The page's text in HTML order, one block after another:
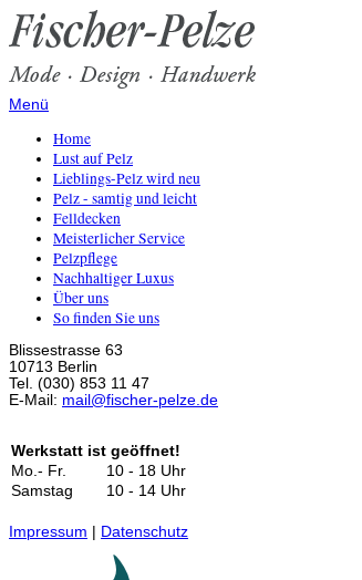
Menü
Home
Lust auf Pelz
Lieblings-Pelz wird neu
Pelz - samtig und leicht
Felldecken
Meisterlicher Service
Pelzpflege
Nachhaltiger Luxus
Über uns
So finden Sie uns
Blissestrasse 63
10713 Berlin
Tel. (030) 853 11 47
E-Mail: mail@fischer-pelze.de
Werkstatt ist geöffnet!
Mo.- Fr.
10 - 18 Uhr
Samstag
10 - 14 Uhr
Impressum Datenschutz